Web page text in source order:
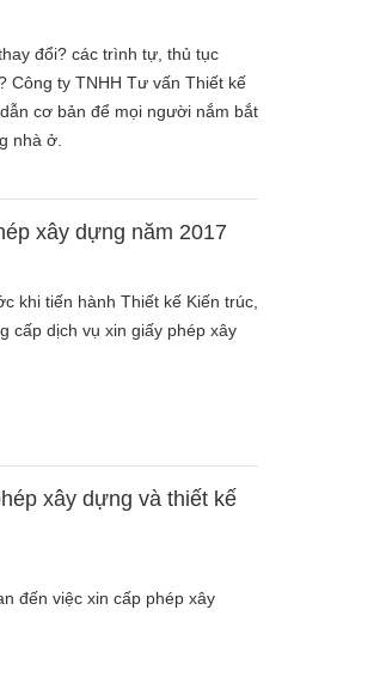
đổi? các trình tự, thủ tục
Công ty TNHH Tư vấn Thiết kế
cơ bản để mọi người nắm bắt
nhà ở.
xây dựng năm 2017
khi tiến hành Thiết kế Kiến trúc,
cấp dịch vụ xin giấy phép xây
xây dựng và thiết kế
đến việc xin cấp phép xây